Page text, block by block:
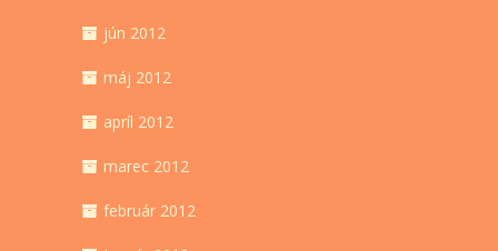
jún 2012
máj 2012
apríl 2012
marec 2012
február 2012